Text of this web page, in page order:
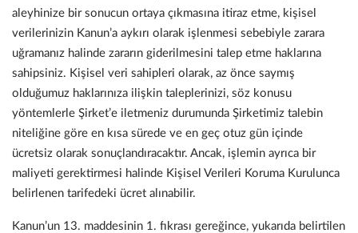
aleyhinize bir sonucun ortaya çıkmasına itiraz etme, kişisel
verilerinizin Kanun’a aykırı olarak işlenmesi sebebiyle zarara
uğramanız halinde zararın giderilmesini talep etme haklarına
sahipsiniz. Kişisel veri sahipleri olarak, az önce saymış
olduğumuz haklarınıza ilişkin taleplerinizi, söz konusu
yöntemlerle Şirket’e iletmeniz durumunda Şirketimiz talebin
niteliğine göre en kısa sürede ve en geç otuz gün içinde
ücretsiz olarak sonuçlandıracaktır. Ancak, işlemin ayrıca bir
maliyeti gerektirmesi halinde Kişisel Verileri Koruma Kurulunca
belirlenen tarifedeki ücret alınabilir.
Kanun’un 13. maddesinin 1. fıkrası gereğince, yukarıda belirtilen